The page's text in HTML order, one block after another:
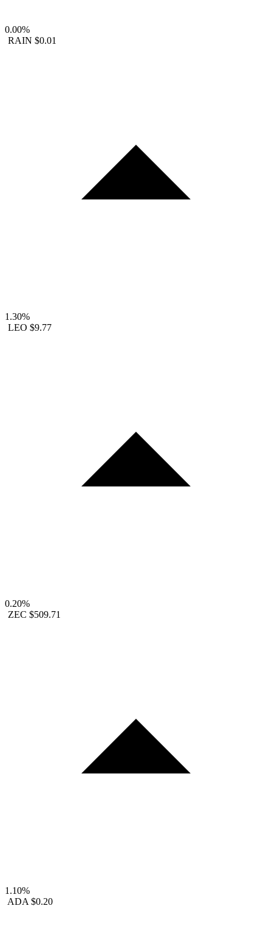
0.00%
RAIN $0.01
1.30%
LEO $9.77
0.20%
ZEC $509.71
1.10%
ADA $0.20